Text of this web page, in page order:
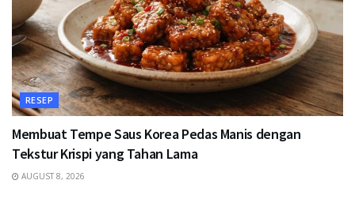
RESEP
Membuat Tempe Saus Korea Pedas Manis dengan
Tekstur Krispi yang Tahan Lama
AUGUST 8, 2026